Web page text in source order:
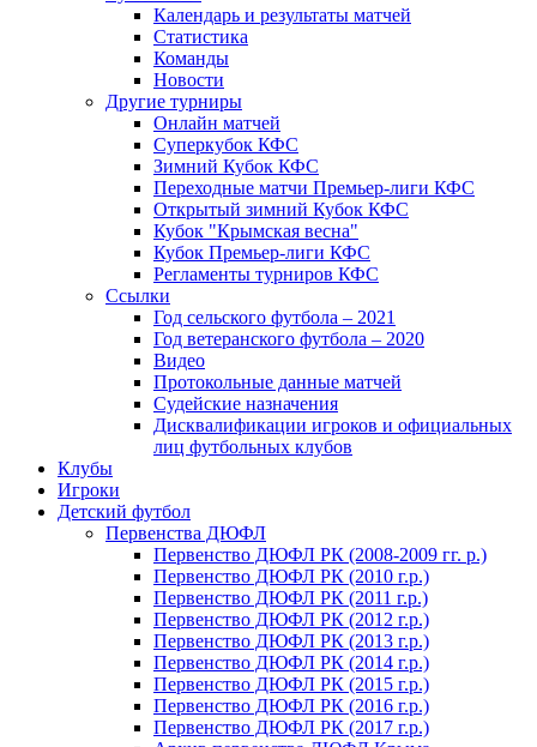
Календарь и результаты матчей
Статистика
Команды
Новости
Другие турниры
Онлайн матчей
Суперкубок КФС
Зимний Кубок КФС
Переходные матчи Премьер-лиги КФС
Открытый зимний Кубок КФС
Кубок "Крымская весна"
Кубок Премьер-лиги КФС
Регламенты турниров КФС
Ссылки
Год сельского футбола – 2021
Год ветеранского футбола – 2020
Видео
Протокольные данные матчей
Судейские назначения
Дисквалификации игроков и официальных
лиц футбольных клубов
Клубы
Игроки
Детский футбол
Первенства ДЮФЛ
Первенство ДЮФЛ РК (2008-2009 гг. р.)
Первенство ДЮФЛ РК (2010 г.р.)
Первенство ДЮФЛ РК (2011 г.р.)
Первенство ДЮФЛ РК (2012 г.р.)
Первенство ДЮФЛ РК (2013 г.р.)
Первенство ДЮФЛ РК (2014 г.р.)
Первенство ДЮФЛ РК (2015 г.р.)
Первенство ДЮФЛ РК (2016 г.р.)
Первенство ДЮФЛ РК (2017 г.р.)